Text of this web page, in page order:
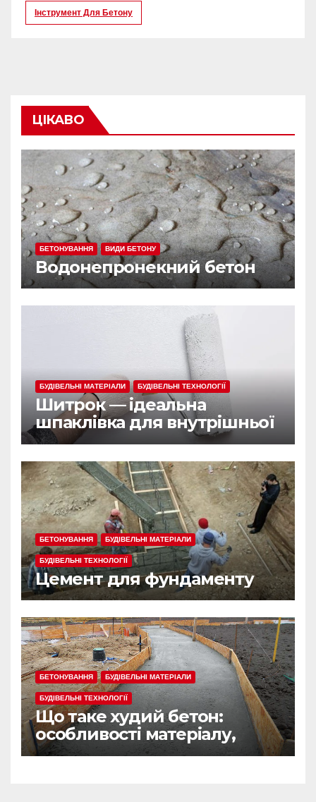
Інструмент Для Бетону
ЦІКАВО
БЕТОНУВАННЯ ВИДИ БЕТОНУ
Водонепронекний бетон
БУДІВЕЛЬНІ МАТЕРІАЛИ БУДІВЕЛЬНІ ТЕХНОЛОГІЇ
Шитрок — ідеальна
шпаклівка для внутрішньої
обробки
БЕТОНУВАННЯ БУДІВЕЛЬНІ МАТЕРІАЛИ
БУДІВЕЛЬНІ ТЕХНОЛОГІЇ
Цемент для фундаменту
БЕТОНУВАННЯ БУДІВЕЛЬНІ МАТЕРІАЛИ
БУДІВЕЛЬНІ ТЕХНОЛОГІЇ
Що таке худий бетон:
особливості матеріалу,
сфера застосування